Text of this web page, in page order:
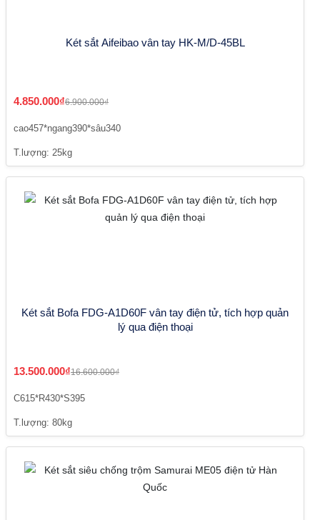
Két sắt Aifeibao vân tay HK-M/D-45BL
4.850.000₫6.900.000₫
cao457*ngang390*sâu340
T.lượng: 25kg
Két sắt Bofa FDG-A1D60F vân tay điện tử, tích hợp quản
lý qua điện thoại
13.500.000₫16.600.000₫
C615*R430*S395
T.lượng: 80kg